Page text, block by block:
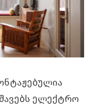
ელექტრო